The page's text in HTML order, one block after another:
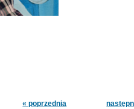
« poprzednia